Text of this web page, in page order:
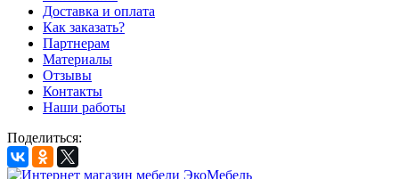
Доставка и оплата
Как заказать?
Партнерам
Материалы
Отзывы
Контакты
Наши работы
Поделиться: